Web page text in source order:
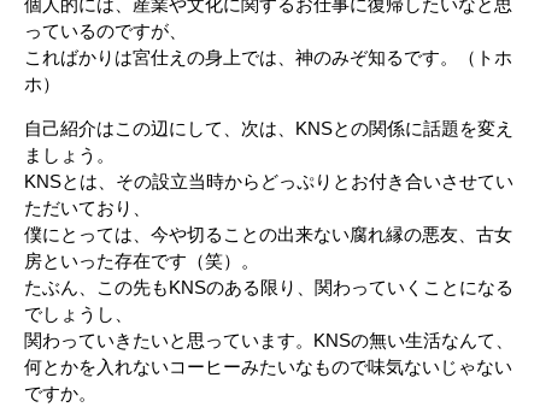
っているのですが、
こればかりは宮仕えの身上では、神のみぞ知るです。（トホ
ホ）
自己紹介はこの辺にして、次は、KNSとの関係に話題を変え
ましょう。
KNSとは、その設立当時からどっぷりとお付き合いさせてい
ただいており、
僕にとっては、今や切ることの出来ない腐れ縁の悪友、古女
房といった存在です（笑）。
たぶん、この先もKNSのある限り、関わっていくことになる
でしょうし、
関わっていきたいと思っています。KNSの無い生活なんて、
何とかを入れないコーヒーみたいなもので味気ないじゃない
ですか。